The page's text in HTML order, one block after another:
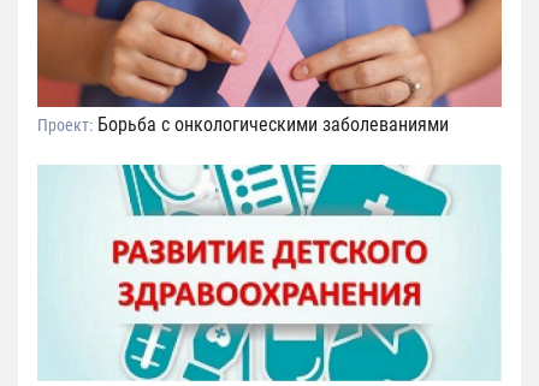
Проект: Борьба с онкологическими заболеваниями